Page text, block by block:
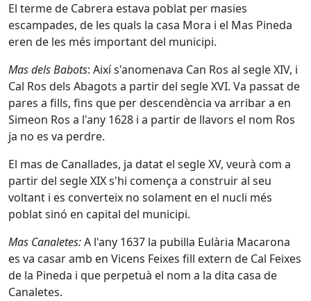
El terme de Cabrera estava poblat per masies
escampades, de les quals la casa Mora i el Mas Pineda
eren de les més important del municipi.
Mas dels Babots: Així s'anomenava Can Ros al segle XIV, i
Cal Ros dels Abagots a partir del segle XVI. Va passat de
pares a fills, fins que per descendència va arribar a en
Simeon Ros a l'any 1628 i a partir de llavors el nom Ros
ja no es va perdre.
El mas de Canallades, ja datat el segle XV, veurà com a
partir del segle XIX s'hi comença a construir al seu
voltant i es converteix no solament en el nucli més
poblat sinó en capital del municipi.
Mas Canaletes:A l'any 1637 la pubilla Eulària Macarona
es va casar amb en Vicens Feixes fill extern de Cal Feixes
de la Pineda i que perpetuà el nom a la dita casa de
Canaletes.